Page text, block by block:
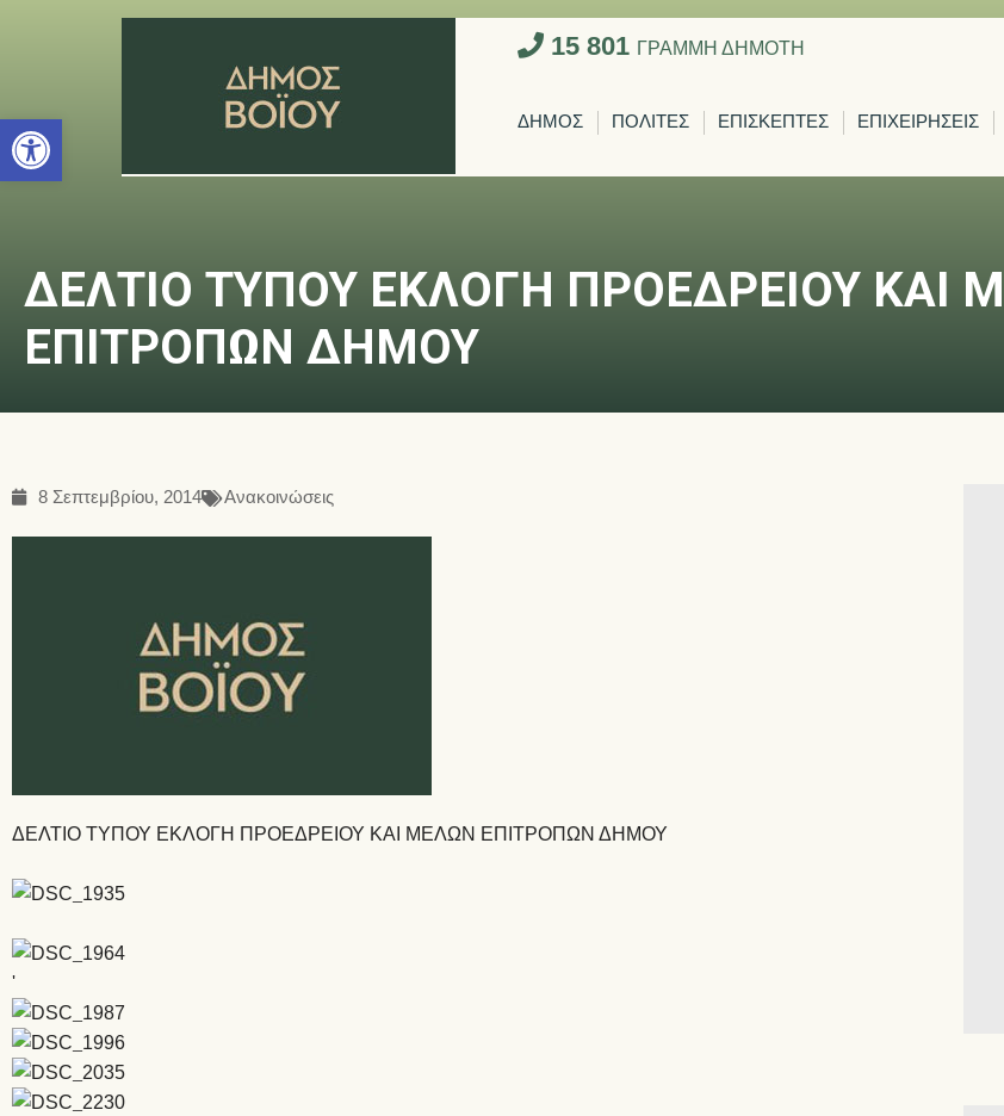
Ανοίξτε τη γραμμή εργαλείων
15 801 ΓΡΑΜΜΗ ΔΗΜΟΤΗ
ΔΗΜΟΣ ΠΟΛΙΤΕΣ ΕΠΙΣΚΕΠΤΕΣ ΕΠΙΧΕΙΡΗΣΕΙΣ
ΔΕΛΤΙΟ ΤΥΠΟΥ ΕΚΛΟΓΗ ΠΡΟΕΔΡΕΙΟΥ ΚΑΙ
ΕΠΙΤΡΟΠΩΝ ΔΗΜΟΥ
8 Σεπτεμβρίου, 2014 Ανακοινώσεις
ΔΕΛΤΙΟ ΤΥΠΟΥ ΕΚΛΟΓΗ ΠΡΟΕΔΡΕΙΟΥ ΚΑΙ ΜΕΛΩΝ ΕΠΙΤΡΟΠΩΝ ΔΗΜΟΥ
'